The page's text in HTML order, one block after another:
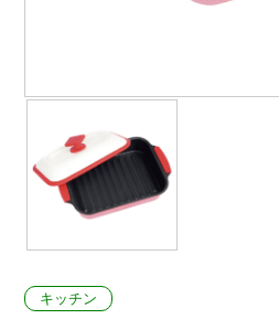
キッチン